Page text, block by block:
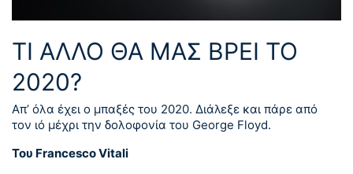
ΤΙ ΆΛΛΟ ΘΑ ΜΑΣ ΒΡΕΙ ΤΟ
2020?
Απ’ όλα έχει ο μπαξές του 2020. Διάλεξε και πάρε από
τον ιό μέχρι την δολοφονία του George Floyd.
Του Francesco Vitali